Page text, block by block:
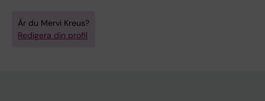
Är du Mervi Kreus?
Redigera din profil